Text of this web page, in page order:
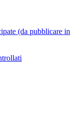
(da pubblicare in